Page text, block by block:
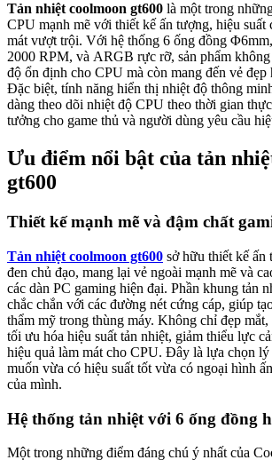
Tản nhiệt coolmoon gt600 là một trong
CPU mạnh mẽ với thiết kế ấn tượng, hiệu suất
mát vượt trội. Với hệ thống 6 ống đồng
2000 RPM, và ARGB rực rỡ, sản phẩm
độ ổn định cho CPU mà còn mang đến vẻ đẹp
Đặc biệt, tính năng hiển thị nhiệt độ thông
dàng theo dõi nhiệt độ CPU theo thời gian
tưởng cho game thủ và người dùng yêu cầu
Ưu điểm nổi bật của tản
gt600
Thiết kế mạnh mẽ và đậm chất
Tản nhiệt coolmoon gt600 sở hữu thiết kế ấn
đen chủ đạo, mang lại vẻ ngoài mạnh mẽ và
các dàn PC gaming hiện đại. Phần khung tản
chắc chắn với các đường nét cứng cáp, giúp
thẩm mỹ trong thùng máy. Không chỉ đẹp
tối ưu hóa hiệu suất tản nhiệt, giảm thiểu lực
hiệu quả làm mát cho CPU. Đây là lựa chọn
muốn vừa có hiệu suất tốt vừa có ngoại hình
của mình.
Hệ thống tản nhiệt với 6 ống đồng
Một trong những điểm đáng chú ý nhất của